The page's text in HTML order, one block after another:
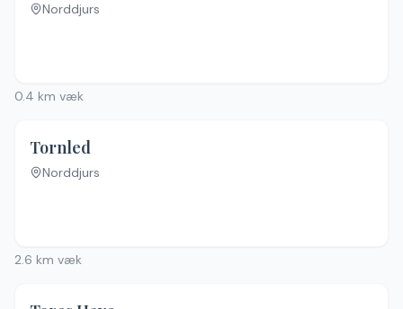
Norddjurs
0.4 km væk
Tornled
Norddjurs
2.6 km væk